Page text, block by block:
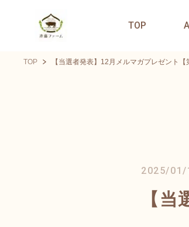
TOP
TOP 【当選者発表】12月メルマガプレゼント【
2025/01/
【